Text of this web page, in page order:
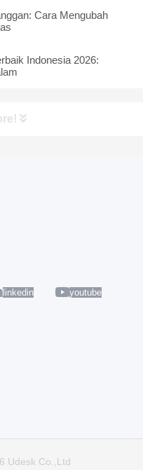
Cara Mengubah
Indonesia 2026:
linkedin youtube
Udesk Co.,Ltd